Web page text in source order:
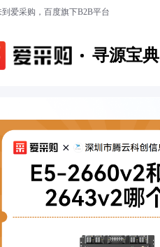
爱采购，百度旗下B2B平台
寻源宝典